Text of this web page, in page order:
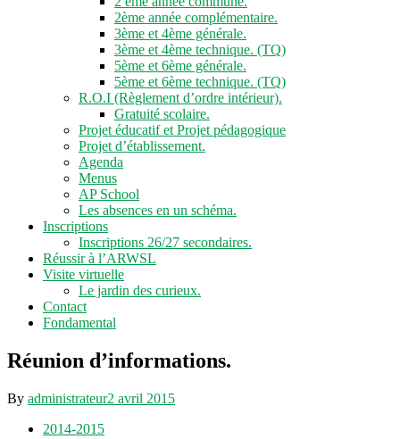
2ème année complémentaire.
3ème et 4ème générale.
3ème et 4ème technique. (TQ)
5ème et 6ème générale.
5ème et 6ème technique. (TQ)
R.O.I (Règlement d’ordre intérieur).
Gratuité scolaire.
Projet éducatif et Projet pédagogique
Projet d’établissement.
Agenda
Menus
AP School
Les absences en un schéma.
Inscriptions
Inscriptions 26/27 secondaires.
Réussir à l’ARWSL
Visite virtuelle
Le jardin des curieux.
Contact
Fondamental
Réunion d’informations.
By administrateur2 avril 2015
2014-2015